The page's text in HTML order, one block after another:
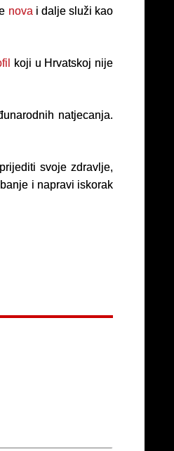
nova i dalje služi kao
koji u Hrvatskoj nije
natjecanja.
svoje zdravlje,
i napravi iskorak